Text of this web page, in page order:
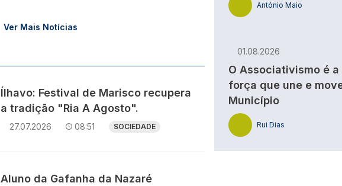
Ver Mais Notícias
Ílhavo: Festival de Marisco recupera
a tradição "Ria A Agosto".
27.07.2026 08:51 SOCIEDADE
Aluno da Gafanha da Nazaré
António Maio
01.08.2026
O Associativismo é a
força que une e
Município
Rui Dias